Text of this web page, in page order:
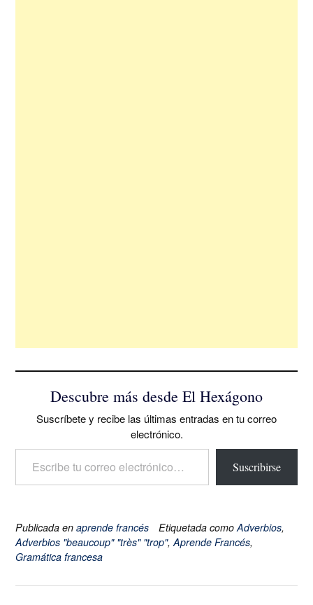
Descubre más desde El Hexágono
Suscríbete y recibe las últimas entradas en tu correo
electrónico.
Escribe tu correo electrónico…
Suscribirse
Publicada en aprende francés Etiquetada como Adverbios,
Adverbios "beaucoup" "très" "trop", Aprende Francés,
Gramática francesa